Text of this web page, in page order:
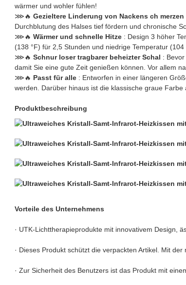
wärmer und wohler fühlen!
⋙🔥 Gezieltere Linderung von Nackens ch merzen
Durchblutung des Halses tief fördern und chronische
⋙🔥 Wärmer und schnelle Hitze : Design 3 höher
(138 °F) für 2,5 Stunden und niedrige Temperatur
⋙🔥 Schnur loser tragbarer beheizter Schal :
damit Sie eine gute Zeit genießen können. Vor allem
⋙🔥 Passt für alle : Entworfen in einer längeren
werden. Darüber hinaus ist die klassische graue
Produktbeschreibung
Vorteile des Unternehmens
· UTK-Lichttherapieprodukte mit innovativem Design,
· Dieses Produkt schützt die verpackten Artikel. Mit
· Zur Sicherheit des Benutzers ist das Produkt mit